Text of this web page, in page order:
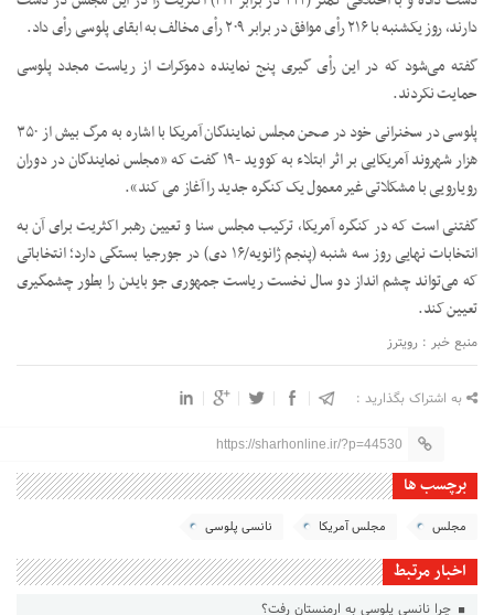
دارند، روز یکشنبه با ۲۱۶ رأی موافق در برابر ۲۰۹ رأی مخالف به ابقای پلوسی رأی داد.
گفته می‌شود که در این رأی گیری پنج نماینده دموکرات از ریاست مجدد پلوسی
حمایت نکردند.
پلوسی در سخنرانی خود در صحن مجلس نمایندگان آمریکا با اشاره به مرگ بیش از ۳۵۰
هزار شهروند آمریکایی بر اثر ابتلاء به کووید -۱۹ گفت که «مجلس نمایندگان در دوران
رویارویی با مشکلاتی غیرمعمول یک کنگره جدید را آغاز می کند».
گفتنی است که در کنگره آمریکا، ترکیب مجلس سنا و تعیین رهبر اکثریت برای آن به
انتخابات نهایی روز سه شنبه (پنجم ژانویه/۱۶ دی) در جورجیا بستگی دارد؛ انتخاباتی
که می‌تواند چشم انداز دو سال نخست ریاست جمهوری جو بایدن را بطور چشمگیری
تعیین کند.
منبع خبر : رویترز
به اشتراک بگذارید :
https://sharhonline.ir/?p=44530
برچسب ها
مجلس مجلس آمریکا نانسی پلوسی
اخبار مرتبط
چرا نانسی پلوسی به ارمنستان رفت؟